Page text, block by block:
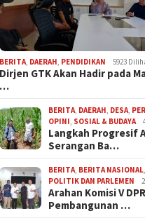
BERITA DAERAH PENDIDIKAN 5923
Dirjen GTK Akan Hadir pada
…
BERITA DAERAH DESA
OPINI SOSIAL & BUDAYA
Langkah Progresif
Serangan Ba…
BERITA BERITA NASIONAL
POLITIK DAN PARLEMEN
Arahan Komisi V
Pembangunan …